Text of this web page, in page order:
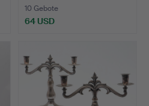
10 Gebote
64 USD